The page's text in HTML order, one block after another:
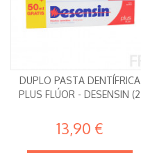
DUPLO PASTA DENTÍFRICA
PLUS FLÚOR - DESENSIN (2
13,90 €